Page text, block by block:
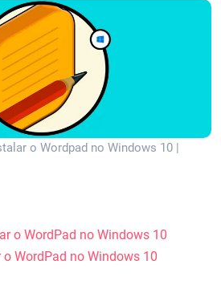
o Wordpad no Windows 10 |
o WordPad no Windows 10
WordPad no Windows 10